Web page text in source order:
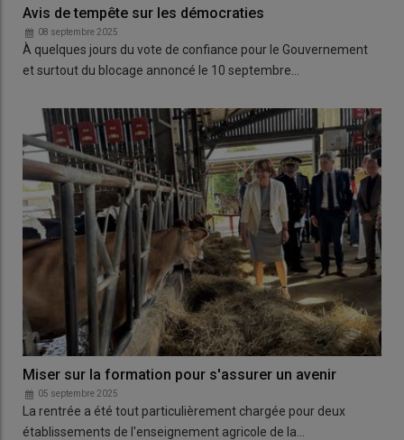
Avis de tempête sur les démocraties
08 septembre 2025
À quelques jours du vote de confiance pour le Gouvernement
et surtout du blocage annoncé le 10 septembre…
Miser sur la formation pour s'assurer un avenir
05 septembre 2025
La rentrée a été tout particulièrement chargée pour deux
établissements de l'enseignement agricole de la…